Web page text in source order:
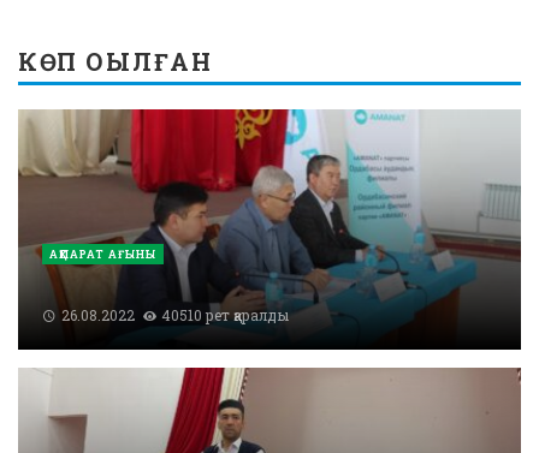
КӨП ОҚЫЛҒАН
АҚПАРАТ АҒЫНЫ
26.08.2022 40510 рет қаралды